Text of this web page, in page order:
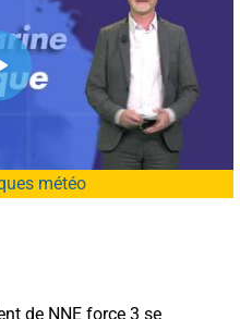
météo
de NNE force 3 se